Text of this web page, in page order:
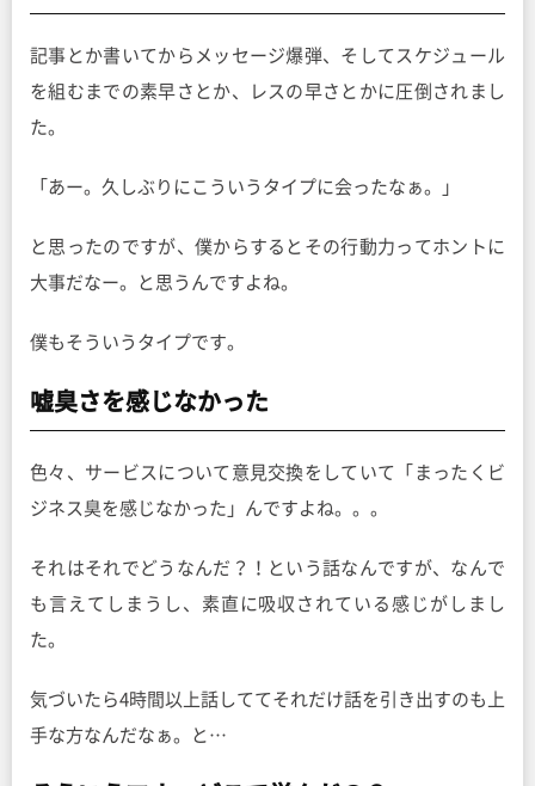
記事とか書いてからメッセージ爆弾、そしてスケジュール
を組むまでの素早さとか、レスの早さとかに圧倒されまし
た。
「あー。久しぶりにこういうタイプに会ったなぁ。」
と思ったのですが、僕からするとその行動力ってホントに
大事だなー。と思うんですよね。
僕もそういうタイプです。
嘘臭さを感じなかった
色々、サービスについて意見交換をしていて「まったくビ
ジネス臭を感じなかった」んですよね。。。
それはそれでどうなんだ？！という話なんですが、なんで
も言えてしまうし、素直に吸収されている感じがしまし
た。
気づいたら4時間以上話しててそれだけ話を引き出すのも上
手な方なんだなぁ。と…